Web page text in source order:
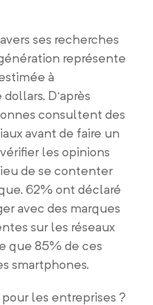
ses recherches
représente
à
D’après
consultent des
avant de faire un
les opinions
de se contenter
62% ont déclaré
avec des marques
sur les réseaux
que 85% de ces
smartphones.
les entreprises ?